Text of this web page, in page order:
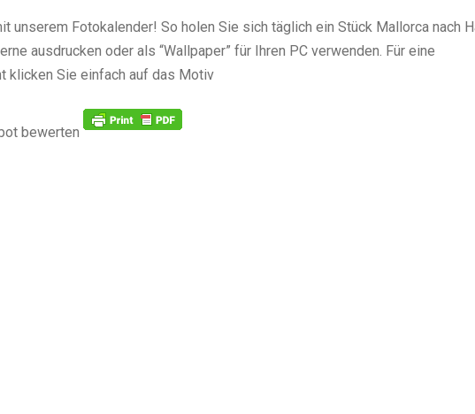
unserem Fotokalender! So holen Sie sich täglich ein Stück Mallorca nach
ausdrucken oder als “Wallpaper” für Ihren PC verwenden. Für eine
klicken Sie einfach auf das Motiv
bewerten